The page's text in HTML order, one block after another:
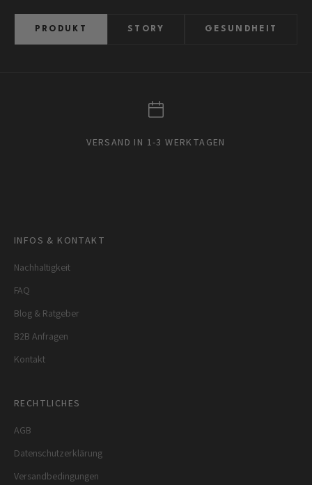
PRODUKT STORY GESUNDHEIT
VERSAND IN 1-3 WERKTAGEN
INFOS & KONTAKT
Nachhaltigkeit
FAQ
Blog & Ratgeber
B2B Anfragen
Kontakt
RECHTLICHES
AGB
Datenschutzerklärung
Versandbedingungen